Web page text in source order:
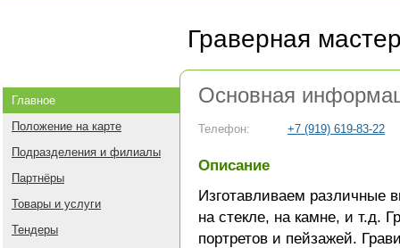
Граверная
Главное
Положение на карте
Подразделения и филиалы
Партнёры
Товары и услуги
Тендеры
Основная
Телефон: +7 (919) 619-83-22
Описание
Изготавливаем различные
на стекле, на камне, и т.д.
портретов и пейзажей.